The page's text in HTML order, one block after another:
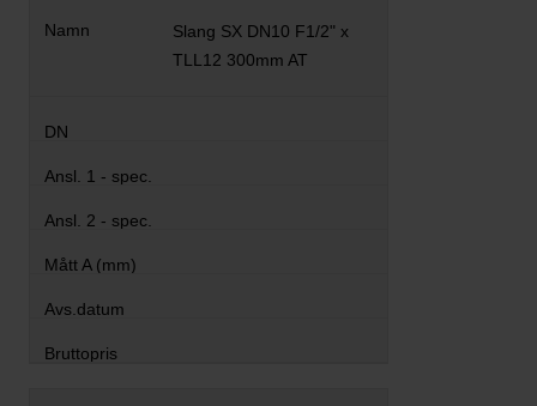
Slang SX DN10 F1/2" x
TLL12 300mm AT